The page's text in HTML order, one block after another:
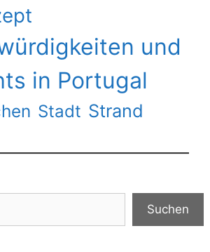
und
in Portugal
Stadt Strand
Suchen